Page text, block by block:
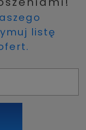
listę